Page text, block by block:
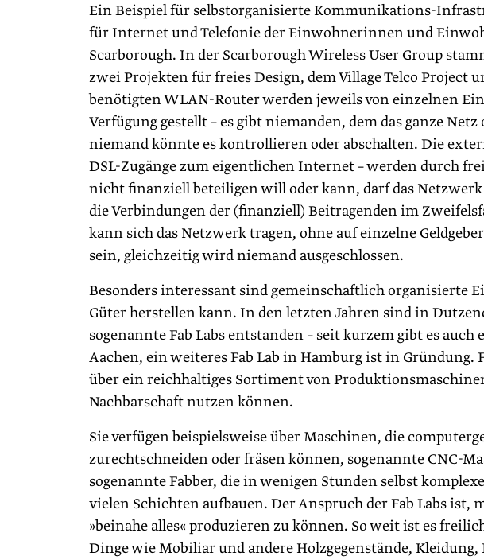
Ein Beispiel für selbstorganisierte Kommunikations-
für Internet und Telefonie der Einwohnerinnen und
Scarborough. In der Scarborough Wireless User Group
zwei Projekten für freies Design, dem Village Telco Project
benötigten WLAN-Router werden jeweils von einzelnen
Verfügung gestellt – es gibt niemanden, dem das ganze
niemand könnte es kontrollieren oder abschalten. Die
DSL-Zugänge zum eigentlichen Internet – werden durch
nicht finanziell beteiligen will oder kann, darf das
die Verbindungen der (finanziell) Beitragenden im
kann sich das Netzwerk tragen, ohne auf einzelne
sein, gleichzeitig wird niemand ausgeschlossen.
Besonders interessant sind gemeinschaftlich organisierte
Güter herstellen kann. In den letzten Jahren sind in
sogenannte Fab Labs entstanden – seit kurzem gibt es
Aachen, ein weiteres Fab Lab in Hamburg ist in Gründung.
über ein reichhaltiges Sortiment von
Nachbarschaft nutzen können.
Sie verfügen beispielsweise über Maschinen, die
zurechtschneiden oder fräsen können, sogenannte CNC-
sogenannte Fabber, die in wenigen Stunden selbst
vielen Schichten aufbauen. Der Anspruch der Fab Labs ist,
»beinahe alles« produzieren zu können. So weit ist es
Dinge wie Mobiliar und andere Holzgegenstände,